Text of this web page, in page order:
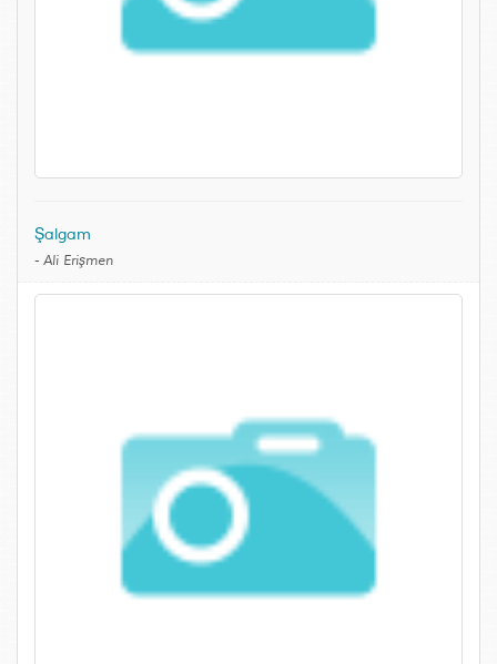
Şalgam
- Ali Erişmen